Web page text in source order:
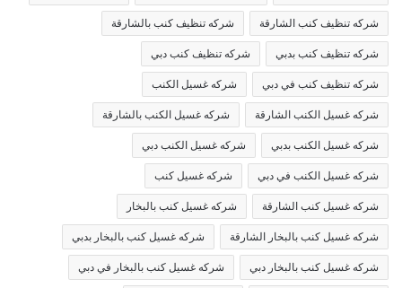
شركه تنظيف كنب الشارقة شركه تنظيف كنب بالشارقة
شركه تنظيف كنب بدبي شركه تنظيف كنب دبي
شركه تنظيف كنب في دبي شركه غسيل الكنب
شركه غسيل الكنب الشارقة شركه غسيل الكنب بالشارقة
شركه غسيل الكنب بدبي شركه غسيل الكنب دبي
شركه غسيل الكنب في دبي شركه غسيل كنب
شركه غسيل كنب الشارقة شركه غسيل كنب بالبخار
شركه غسيل كنب بالبخار الشارقة شركه غسيل كنب بالبخار بدبي
شركه غسيل كنب بالبخار دبي شركه غسيل كنب بالبخار في دبي